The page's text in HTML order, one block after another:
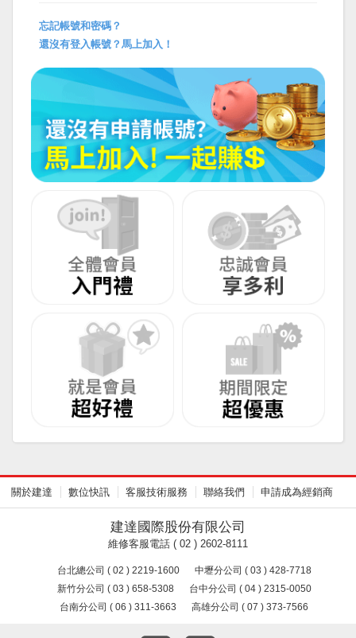
忘記帳號和密碼？
還沒有登入帳號？馬上加入！
關於建達 數位快訊 客服技術服務 聯絡我們 申請成為經銷商
建達國際股份有限公司
維修客服電話 ( 02 ) 2602-8111
台北總公司 ( 02 ) 2219-1600
中壢分公司 ( 03 ) 428-7718
新竹分公司 ( 03 ) 658-5308
台中分公司 ( 04 ) 2315-0050
台南分公司 ( 06 ) 311-3663
高雄分公司 ( 07 ) 373-7566